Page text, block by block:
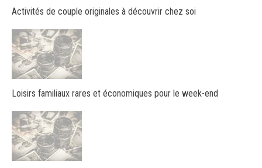
Activités de couple originales à découvrir chez soi
Loisirs familiaux rares et économiques pour le week-end